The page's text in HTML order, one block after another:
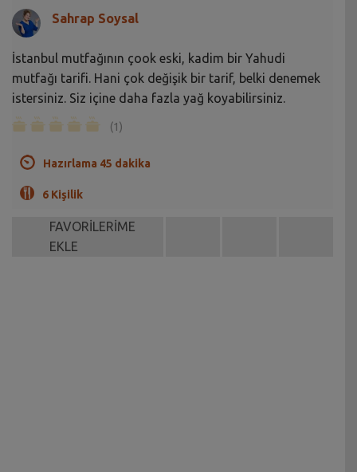
Sahrap Soysal
İstanbul mutfağının çook eski, kadim bir Yahudi
mutfağı tarifi. Hani çok değişik bir tarif, belki denemek
istersiniz. Siz içine daha fazla yağ koyabilirsiniz.
(1)
Hazırlama 45 dakika
6 Kişilik
FAVORİLERİME
EKLE